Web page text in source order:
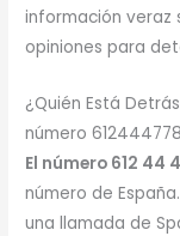
información veraz
opiniones para
¿Quién Está
número
El número 612 44
número de
una llamada de